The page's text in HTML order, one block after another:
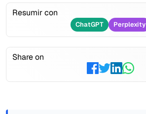
Resumir con
ChatGPT Perplexity
Share on